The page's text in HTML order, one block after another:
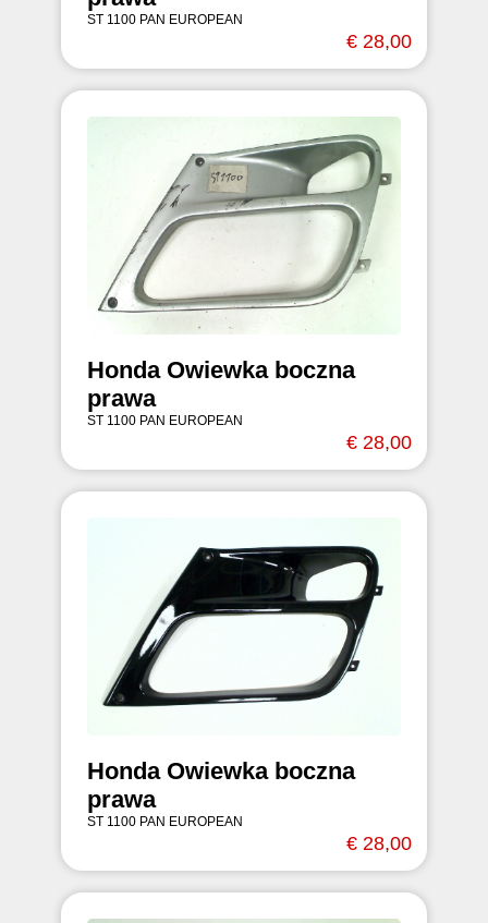
ST 1100 PAN EUROPEAN
€ 28,00
Honda Owiewka boczna
prawa
ST 1100 PAN EUROPEAN
€ 28,00
Honda Owiewka boczna
prawa
ST 1100 PAN EUROPEAN
€ 28,00